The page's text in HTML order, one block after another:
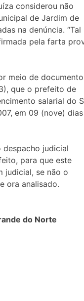
considerou não
de Jardim de
na denúncia. “Tal
pela farta
meio de documento
que o prefeito de
salarial do
em 09 (nove)
despacho judicial
para que este
judicial, se não o
ora analisado.
do Norte